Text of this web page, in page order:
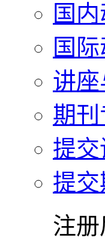
国
国
讲座
期
提
提交
注